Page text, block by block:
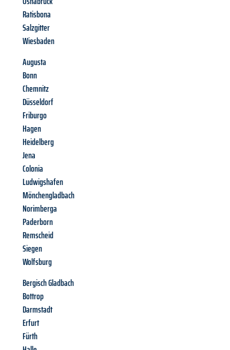
Ratisbona
Salzgitter
Wiesbaden
Augusta
Bonn
Chemnitz
Düsseldorf
Friburgo
Hagen
Heidelberg
Jena
Colonia
Ludwigshafen
Mönchengladbach
Norimberga
Paderborn
Remscheid
Siegen
Wolfsburg
Bergisch Gladbach
Bottrop
Darmstadt
Erfurt
Fürth